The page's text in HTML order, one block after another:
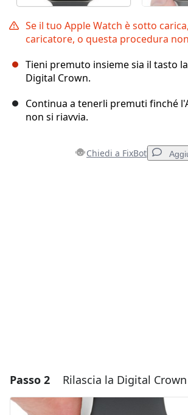
Se il tuo Apple Watch è sotto
caricatore, o questa procedura
Tieni premuto insieme sia il tasto
Digital Crown.
Continua a tenerli premuti finché
non si riavvia.
Chiedi a FixBot
Passo 2 Rilascia la Digital Crown